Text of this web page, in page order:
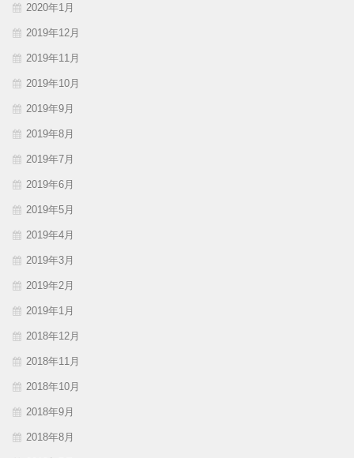
2020年1月
2019年12月
2019年11月
2019年10月
2019年9月
2019年8月
2019年7月
2019年6月
2019年5月
2019年4月
2019年3月
2019年2月
2019年1月
2018年12月
2018年11月
2018年10月
2018年9月
2018年8月